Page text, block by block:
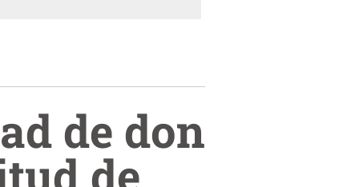
de don
de